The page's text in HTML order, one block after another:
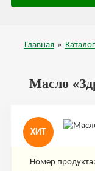
Главная »
Масло
ХИТ
Номер продукта: